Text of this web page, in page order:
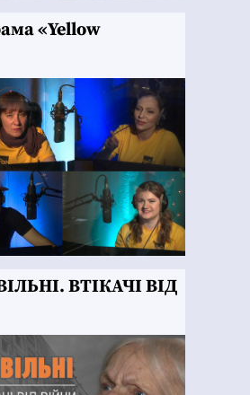
«Yellow
ВТІКАЧІ ВІД